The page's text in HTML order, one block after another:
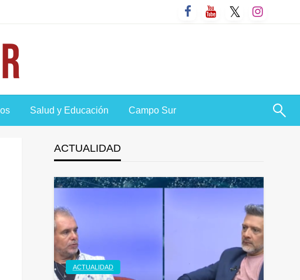
Salud y Educación Campo Sur
ACTUALIDAD
ACTUALIDAD